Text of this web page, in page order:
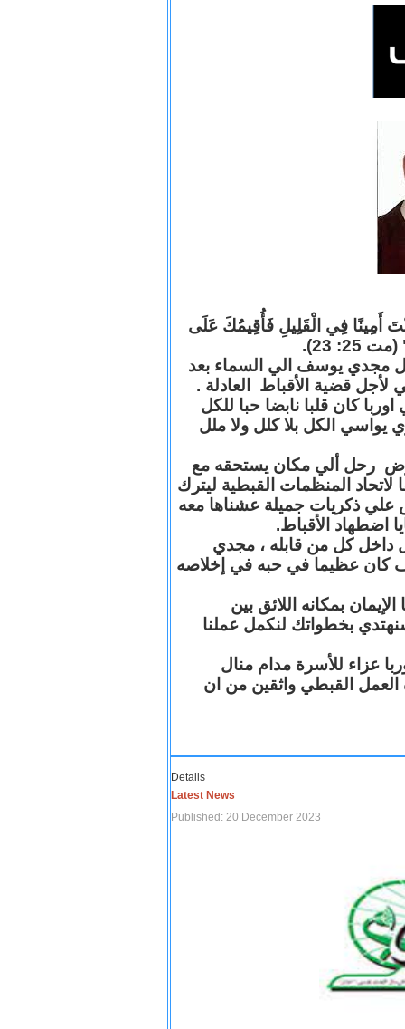
أَمِينًا فِي الْقَلِيلِ فَأُقِيمُكَ عَلَى
23).
مجدي يوسف الي السماء بعد
قضية الأقباط العادلة .
كان قلبا نابضا حبا للكل
يواسي الكل بلا كلل ولا ملل
رحل ألي مكان يستحقه مع
المنظمات القبطية ليترك
علي ذكريات جميلة عشناها معه
اضطهاد الأقباط.
داخل كل من قابله ، مجدي
عظيما في حبه في إخلاصه
بمكانه اللائق بين
بخطواتك لنكمل عملنا
عزاء للأسرة مدام منال
العمل القبطي واثقين من ان
Details
Latest News
Published: 20 December 2023